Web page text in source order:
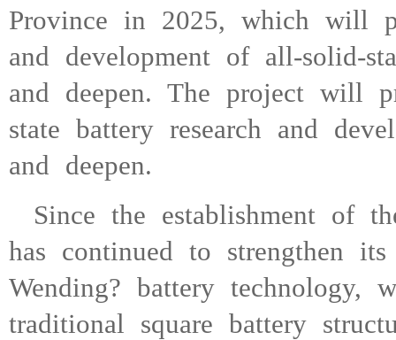
Province in 2025, which will
and development of all-solid-
and deepen. The project will
state battery research and
and deepen.
Since the establishment of
has continued to strengthen
Wending? battery technology,
traditional square battery